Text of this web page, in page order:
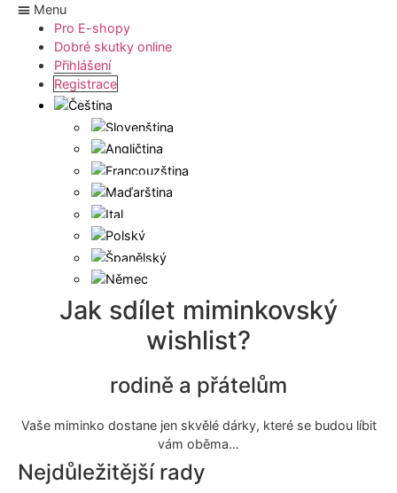
Menu
Pro E-shopy
Dobré skutky online
Přihlášení
Registrace
Jak sdílet miminkovský
wishlist?
rodině a přátelům
Vaše miminko dostane jen skvělé dárky, které se budou líbit
vám oběma…
Nejdůležitější rady